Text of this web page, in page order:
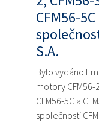
CFM56-
S.A.
Bylo vydáno
motory CFM56-
CFM56-5C a
společnosti